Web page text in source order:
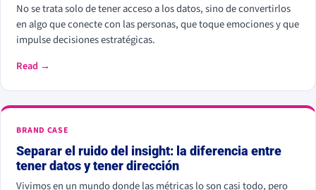
No se trata solo de tener acceso a los datos, sino de convertirlos
en algo que conecte con las personas, que toque emociones y que
impulse decisiones estratégicas.
Read →
BRAND CASE
Separar el ruido del insight: la diferencia entre
tener datos y tener dirección
Vivimos en un mundo donde las métricas lo son casi todo, pero